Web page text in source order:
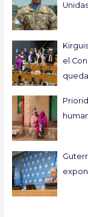
el